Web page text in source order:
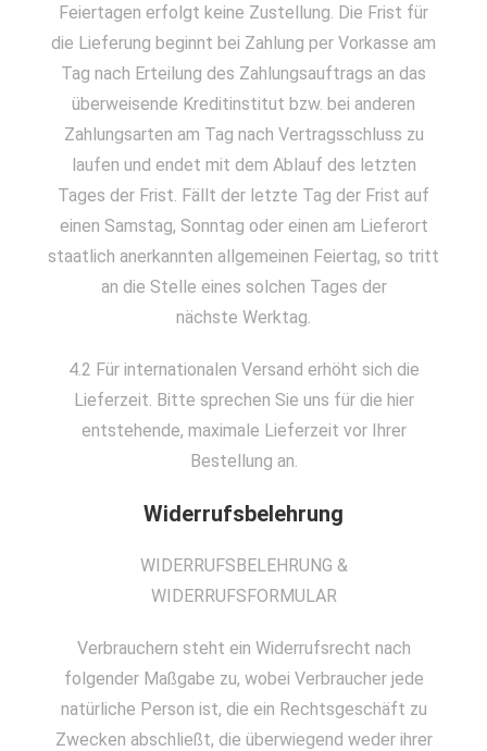
Feiertagen erfolgt keine Zustellung. Die Frist für
die Lieferung beginnt bei Zahlung per Vorkasse am
Tag nach Erteilung des Zahlungsauftrags an das
überweisende Kreditinstitut bzw. bei anderen
Zahlungsarten am Tag nach Vertragsschluss zu
laufen und endet mit dem Ablauf des letzten
Tages der Frist. Fällt der letzte Tag der Frist auf
einen Samstag, Sonntag oder einen am Lieferort
staatlich anerkannten allgemeinen Feiertag, so tritt
an die Stelle eines solchen Tages der
nächste Werktag.
4.2 Für internationalen Versand erhöht sich die
Lieferzeit. Bitte sprechen Sie uns für die hier
entstehende, maximale Lieferzeit vor Ihrer
Bestellung an.
Widerrufsbelehrung
WIDERRUFSBELEHRUNG &
WIDERRUFSFORMULAR
Verbrauchern steht ein Widerrufsrecht nach
folgender Maßgabe zu, wobei Verbraucher jede
natürliche Person ist, die ein Rechtsgeschäft zu
Zwecken abschließt, die überwiegend weder ihrer